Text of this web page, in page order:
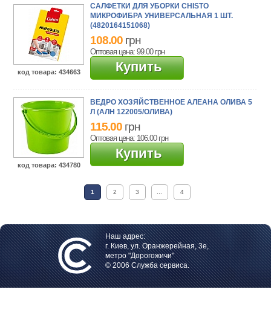
код товара: 434663
САЛФЕТКИ ДЛЯ УБОРКИ CHISTO
МИКРОФИБРА УНИВЕРСАЛЬНАЯ 1 ШТ.
(4820164151068)
108.00 грн
Оптовая цена: 99.00 грн
Купить
код товара: 434780
ВЕДРО ХОЗЯЙСТВЕННОЕ АЛЕАНА ОЛИВА 5
Л (АЛН 122005/ОЛИВА)
115.00 грн
Оптовая цена: 106.00 грн
Купить
1 2 3 4
Наш адрес:
г. Киев, ул. Оранжерейная, 3е,
метро "Дорогожичи"
© 2006 Служба сервиса.